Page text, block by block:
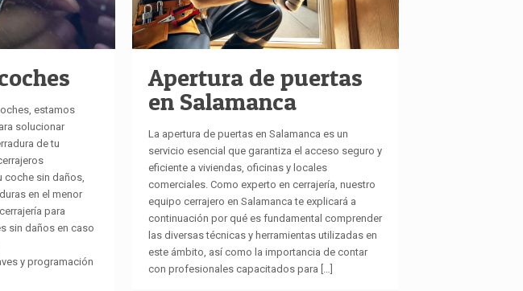
estamos
solucionar
de tu
coche sin daños,
en el menor
para
sin daños en caso
y programación
Apertura de puertas
en Salamanca
La apertura de puertas en Salamanca es un
servicio esencial que garantiza el acceso seguro y
eficiente a viviendas, oficinas y locales
comerciales. Como experto en cerrajería, nuestro
equipo cerrajero en Salamanca te explicará a
continuación por qué es fundamental comprender
las diversas técnicas y herramientas utilizadas en
este ámbito, así como la importancia de contar
con profesionales capacitados para […]